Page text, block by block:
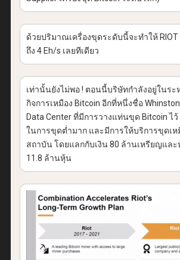
ด้วยปริมาณเครื่องขุดระดับนี้จะทำให้
ถึง 4 Eh/s เลยทีเดียว
เท่านั้นยังไม่พอ ! ตอนนี้บริษัทกำลังอยู่ในระ
กิจการเหมือง Bitcoin อีกที่หนึ่งชื่อ
Data Center ที่มีการวางแท่นขุด Bitcoin ไ
ในการขุดต่ำมาก และมีการให้บริการขุดเห
สถาบัน โดยแลกกับเงิน 80 ล้านเหรียญและ
11.8 ล้านหุ้น